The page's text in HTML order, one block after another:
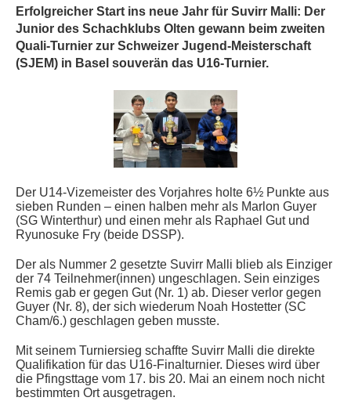
Erfolgreicher Start ins neue Jahr für Suvirr Malli: Der
Junior des Schachklubs Olten gewann beim zweiten
Quali-Turnier zur Schweizer Jugend-Meisterschaft
(SJEM) in Basel souverän das U16-Turnier.
Der U14-Vizemeister des Vorjahres holte 6½ Punkte aus
sieben Runden – einen halben mehr als Marlon Guyer
(SG Winterthur) und einen mehr als Raphael Gut und
Ryunosuke Fry (beide DSSP).
Der als Nummer 2 gesetzte Suvirr Malli blieb als Einziger
der 74 Teilnehmer(innen) ungeschlagen. Sein einziges
Remis gab er gegen Gut (Nr. 1) ab. Dieser verlor gegen
Guyer (Nr. 8), der sich wiederum Noah Hostetter (SC
Cham/6.) geschlagen geben musste.
Mit seinem Turniersieg schaffte Suvirr Malli die direkte
Qualifikation für das U16-Finalturnier. Dieses wird über
die Pfingsttage vom 17. bis 20. Mai an einem noch nicht
bestimmten Ort ausgetragen.